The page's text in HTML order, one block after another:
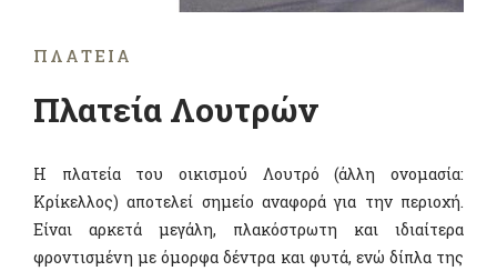
ΠΛΑΤΕΊΑ
Πλατεία Λουτρών
Η πλατεία του οικισμού Λουτρό (άλλη ονομασία:
Κρίκελλος) αποτελεί σημείο αναφορά για την περιοχή.
Είναι αρκετά μεγάλη, πλακόστρωτη και ιδιαίτερα
φροντισμένη με όμορφα δέντρα και φυτά, ενώ δίπλα της